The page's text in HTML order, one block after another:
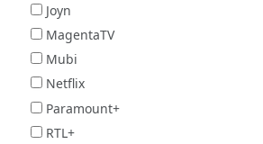
Joyn
MagentaTV
Mubi
Netflix
Paramount+
RTL+